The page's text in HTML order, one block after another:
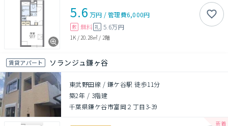
5.6 万円 /管理費6,000円
敷 無料 礼 5.6万円
1K / 20.28㎡ / 2階
賃貸アパート ソランジュ鎌ヶ谷
東武野田線 / 鎌ケ谷駅 徒歩11分
築2年 / 3階建
千葉県鎌ケ谷市富岡２丁目3-39